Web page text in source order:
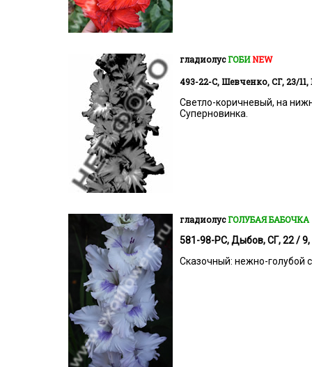
гладиолусГОБИNEW
493-22-С, Шевченко, СГ, 23/11,
Светло-коричневый, на
Суперновинка.
гладиолусГОЛУБАЯ БАБОЧКА
581-98-РС, Дыбов, СГ, 22 / 9,
Сказочный: нежно-голубой